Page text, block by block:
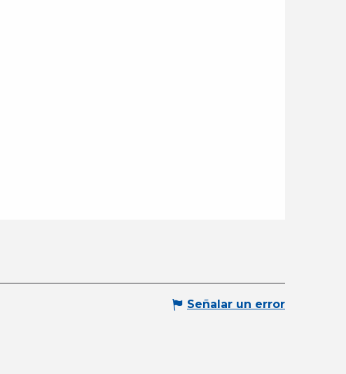
Señalar un error